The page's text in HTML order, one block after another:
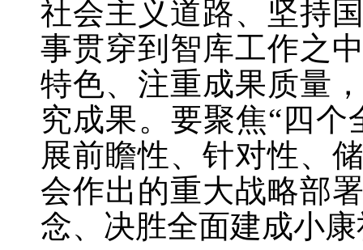
社会主义道路、坚持
事贯穿到智库工作之
特色、注重成果质量
究成果。要聚焦“四
展前瞻性、针对性、
会作出的重大战略部
念、决胜全面建成小